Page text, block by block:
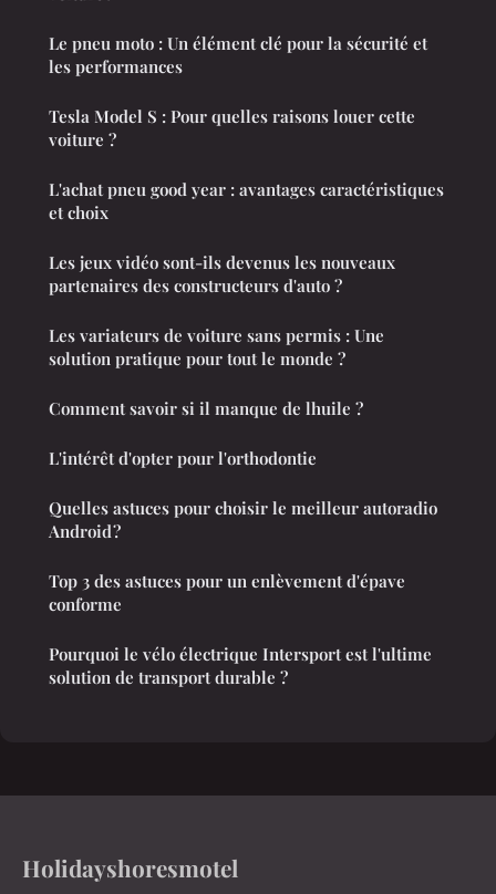
Le pneu moto : Un élément clé pour la sécurité et
les performances
Tesla Model S : Pour quelles raisons louer cette
voiture ?
L'achat pneu good year : avantages caractéristiques
et choix
Les jeux vidéo sont-ils devenus les nouveaux
partenaires des constructeurs d'auto ?
Les variateurs de voiture sans permis : Une
solution pratique pour tout le monde ?
Comment savoir si il manque de lhuile ?
L'intérêt d'opter pour l'orthodontie
Quelles astuces pour choisir le meilleur autoradio
Android ?
Top 3 des astuces pour un enlèvement d'épave
conforme
Pourquoi le vélo électrique Intersport est l'ultime
solution de transport durable ?
Holidayshoresmotel